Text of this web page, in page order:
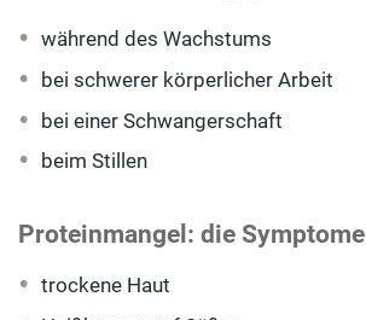
während des Wachstums
bei schwerer körperlicher Arbeit
bei einer Schwangerschaft
beim Stillen
Proteinmangel: die Symptome
trockene Haut